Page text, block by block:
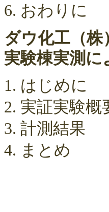
6. おわりに
ダウ化工（株
実験棟実測に
1. はじめに
2. 実証実験概
3. 計測結果
4. まとめ